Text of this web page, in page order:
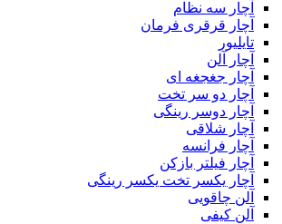
آچار سه نظام
آچار قرقری فرمان
تایلیور
آچار آلن
آچار جغجغه ای
آچار دو سر تخت
آچار دوسر رینگی
آچار شلاقی
آچار فرانسه
آچار فیلتر بازکن
آچار یکسر تخت یکسر رینگی
آلن چاقویی
آلن کیفی